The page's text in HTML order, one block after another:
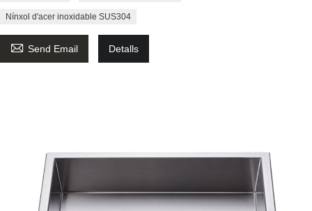
Nínxol d'acer inoxidable SUS304
 Send Email Detalls